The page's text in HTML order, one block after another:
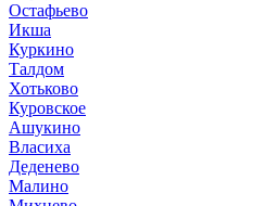
Остафьево
Икша
Куркино
Талдом
Хотьково
Куровское
Ашукино
Власиха
Деденево
Малино